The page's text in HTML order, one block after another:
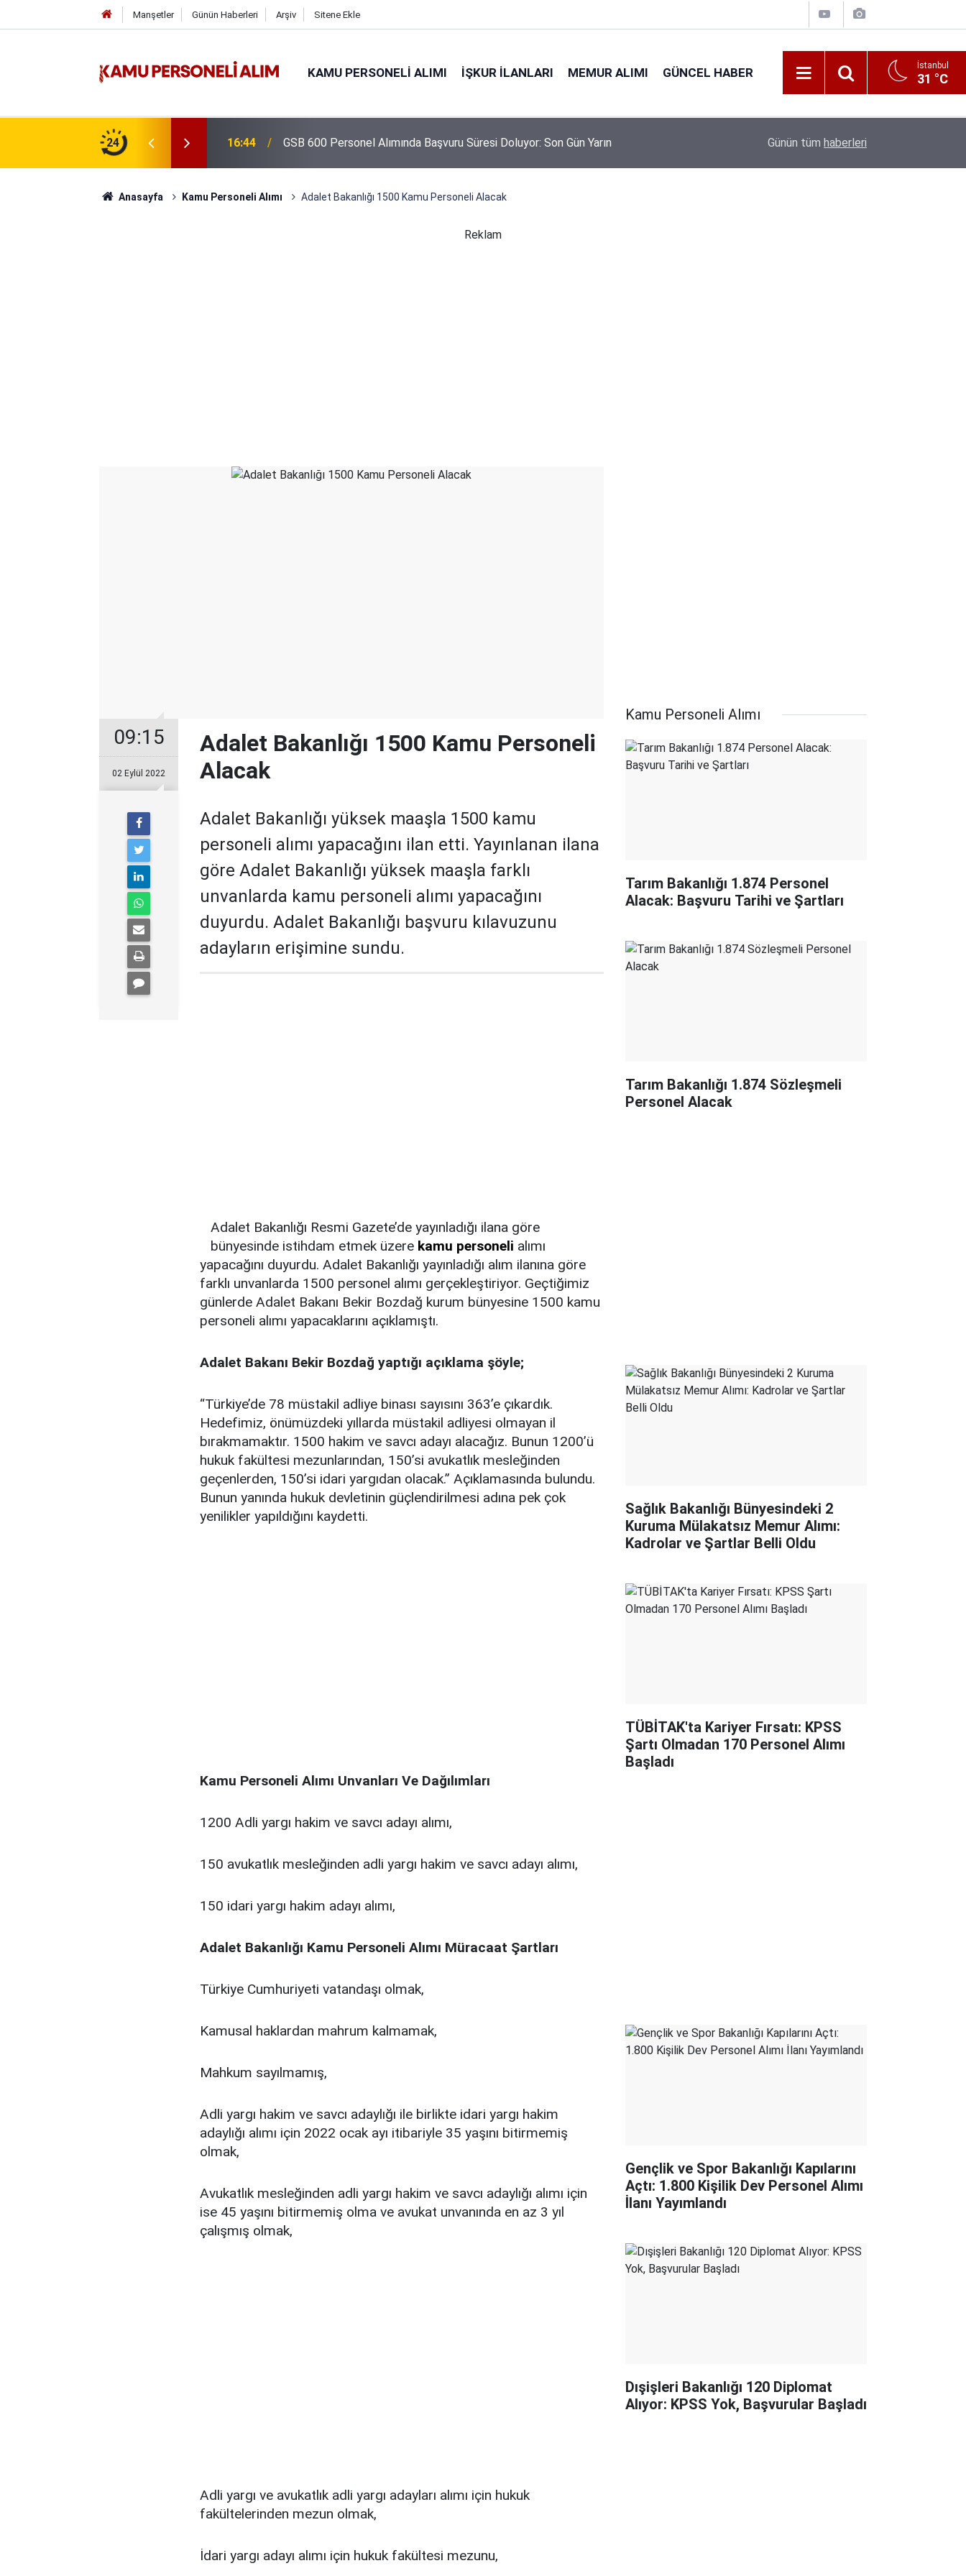
Manşetler Günün Haberleri Arşiv Sitene Ekle
KAMU PERSONELI ALIMI İŞKUR İLANLARI MEMUR ALIMI GÜNCEL HABER İstanbul
31 °C
24
Gündemde! Bakan Çiftçi Süreci
16:44 GSB 600 Personel Alımında Başvuru Süresi Doluyor: Son Gün Yarın Kıyı Emniyeti Genel Müdürlüğü 26 İşçi Alımı
Günün tüm haberleri
Anasayfa Kamu Personeli Alımı Adalet Bakanlığı 1500 Kamu Personeli Alacak
Reklam
09:15
02 Eylül 2022
Adalet Bakanlığı 1500 Kamu Personeli
Alacak
Adalet Bakanlığı yüksek maaşla 1500 kamu
personeli alımı yapacağını ilan etti. Yayınlanan ilana
göre Adalet Bakanlığı yüksek maaşla farklı
unvanlarda kamu personeli alımı yapacağını
duyurdu. Adalet Bakanlığı başvuru kılavuzunu
adayların erişimine sundu.
Adalet Bakanlığı Resmi Gazete’de yayınladığı ilana göre
bünyesinde istihdam etmek üzere kamu personeli alımı
yapacağını duyurdu. Adalet Bakanlığı yayınladığı alım ilanına göre
farklı unvanlarda 1500 personel alımı gerçekleştiriyor. Geçtiğimiz
günlerde Adalet Bakanı Bekir Bozdağ kurum bünyesine 1500 kamu
personeli alımı yapacaklarını açıklamıştı.
Adalet Bakanı Bekir Bozdağ yaptığı açıklama şöyle;
“Türkiye’de 78 müstakil adliye binası sayısını 363’e çıkardık.
Hedefimiz, önümüzdeki yıllarda müstakil adliyesi olmayan il
bırakmamaktır. 1500 hakim ve savcı adayı alacağız. Bunun 1200’ü
hukuk fakültesi mezunlarından, 150’si avukatlık mesleğinden
geçenlerden, 150’si idari yargıdan olacak.” Açıklamasında bulundu.
Bunun yanında hukuk devletinin güçlendirilmesi adına pek çok
yenilikler yapıldığını kaydetti.
Kamu Personeli Alımı Unvanları Ve Dağılımları
1200 Adli yargı hakim ve savcı adayı alımı,
150 avukatlık mesleğinden adli yargı hakim ve savcı adayı alımı,
150 idari yargı hakim adayı alımı,
Adalet Bakanlığı Kamu Personeli Alımı Müracaat Şartları
Türkiye Cumhuriyeti vatandaşı olmak,
Kamusal haklardan mahrum kalmamak,
Mahkum sayılmamış,
Adli yargı hakim ve savcı adaylığı ile birlikte idari yargı hakim
adaylığı alımı için 2022 ocak ayı itibariyle 35 yaşını bitirmemiş
olmak,
Avukatlık mesleğinden adli yargı hakim ve savcı adaylığı alımı için
ise 45 yaşını bitirmemiş olma ve avukat unvanında en az 3 yıl
çalışmış olmak,
Adli yargı ve avukatlık adli yargı adayları alımı için hukuk
fakültelerinden mezun olmak,
İdari yargı adayı alımı için hukuk fakültesi mezunu,
Kamu Personeli Alımı
Tarım Bakanlığı 1.874 Personel
Alacak: Başvuru Tarihi ve Şartları
Tarım Bakanlığı 1.874 Sözleşmeli
Personel Alacak
Sağlık Bakanlığı Bünyesindeki 2
Kuruma Mülakatsız Memur Alımı:
Kadrolar ve Şartlar Belli Oldu
TÜBİTAK'ta Kariyer Fırsatı: KPSS
Şartı Olmadan 170 Personel Alımı
Başladı
Gençlik ve Spor Bakanlığı Kapılarını
Açtı: 1.800 Kişilik Dev Personel Alımı
İlanı Yayımlandı
Dışişleri Bakanlığı 120 Diplomat
Alıyor: KPSS Yok, Başvurular Başladı